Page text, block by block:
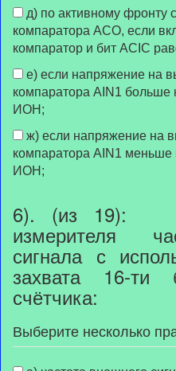
компаратора АСО, если
компаратор и бит ACIC
компаратора AIN1 больше
ИОН;
компаратора AIN1 меньше
ИОН;
6). (из 19):
измерителя
сигнала с
захвата 16-ти
счётчика:
Выберите несколько